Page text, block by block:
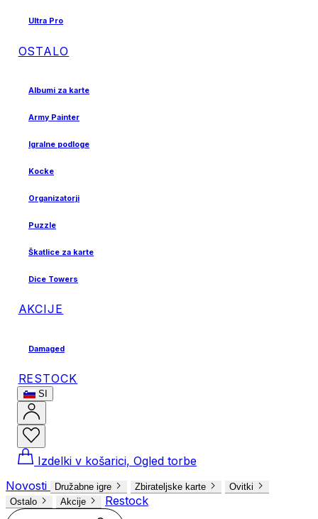
Ultra Pro
OSTALO
Albumi za karte
Army Painter
Igralne podloge
Kocke
Organizatorji
Puzzle
Škatlice za karte
Dice Towers
AKCIJE
Damaged
RESTOCK
SI
Izdelki v košarici, Ogled torbe
Novosti
Družabne igre Zbirateljske karte
Ovitki
Ostalo
Akcije Restock